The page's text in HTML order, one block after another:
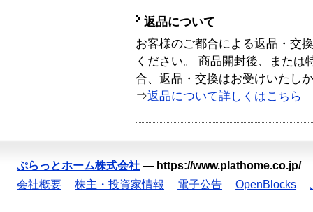
返品について
お客様のご都合による返品・交
ください。 商品開封後、または
合、返品・交換はお受けいたし
⇒返品について詳しくはこちら
ぷらっとホーム株式会社 — https://www.plathome.co.jp/
会社概要
株主・投資家情報 電子公告 OpenBlocks